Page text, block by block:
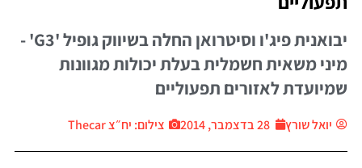
יבואנית פיג'ו וסיטרואן החלה בשיווק גופיל 'G3' -
מיני משאית חשמלית בעלת יכולות מגוונות
שמיועדת לאזורים תפעוליים
יואל שורץ 28 בדצמבר, 2014 צילום: יח״צ Thecar